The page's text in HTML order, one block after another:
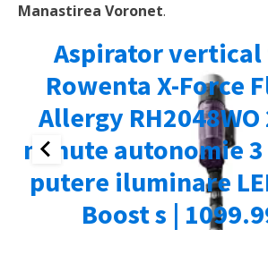
Manastirea Voronet.